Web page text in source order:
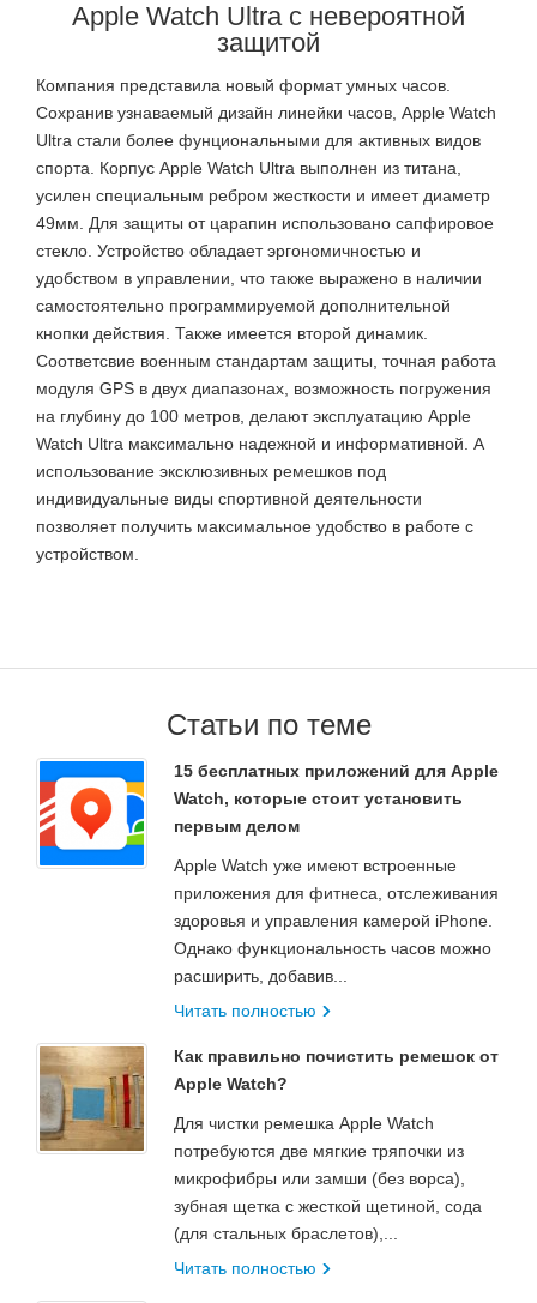
Apple Watch Ultra с невероятной
защитой
Компания представила новый формат умных часов.
Сохранив узнаваемый дизайн линейки часов, Apple Watch
Ultra стали более фунциональными для активных видов
спорта. Корпус Apple Watch Ultra выполнен из титана,
усилен специальным ребром жесткости и имеет диаметр
49мм. Для защиты от царапин использовано сапфировое
стекло. Устройство обладает эргономичностью и
удобством в управлении, что также выражено в наличии
самостоятельно программируемой дополнительной
кнопки действия. Также имеется второй динамик.
Соответсвие военным стандартам защиты, точная работа
модуля GPS в двух диапазонах, возможность погружения
на глубину до 100 метров, делают эксплуатацию Apple
Watch Ultra максимально надежной и информативной. А
использование эксклюзивных ремешков под
индивидуальные виды спортивной деятельности
позволяет получить максимальное удобство в работе с
устройством.
Статьи по теме
15 бесплатных приложений для Apple
Watch, которые стоит установить
первым делом
Apple Watch уже имеют встроенные
приложения для фитнеса, отслеживания
здоровья и управления камерой iPhone.
Однако функциональность часов можно
расширить, добавив...
Читать полностью
Как правильно почистить ремешок от
Apple Watch?
Для чистки ремешка Apple Watch
потребуются две мягкие тряпочки из
микрофибры или замши (без ворса),
зубная щетка с жесткой щетиной, сода
(для стальных браслетов),...
Читать полностью